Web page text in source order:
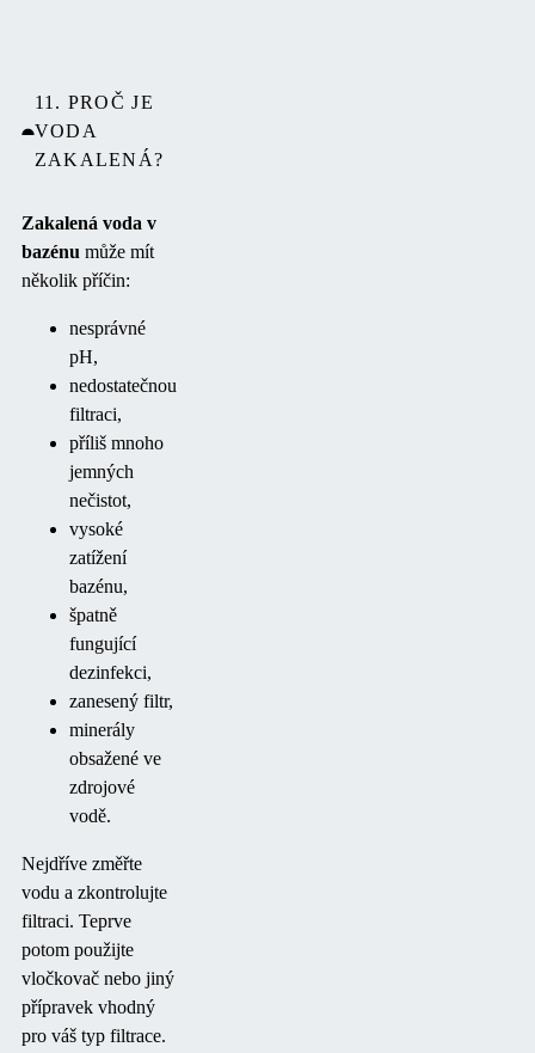
11. PROČ JE
VODA
ZAKALENÁ?
Zakalená voda v
bazénu může mít
několik příčin:
nesprávné
pH,
nedostatečnou
filtraci,
příliš mnoho
jemných
nečistot,
vysoké
zatížení
bazénu,
špatně
fungující
dezinfekci,
zanesený filtr,
minerály
obsažené ve
zdrojové
vodě.
Nejdříve změřte
vodu a zkontrolujte
filtraci. Teprve
potom použijte
vločkovač nebo jiný
přípravek vhodný
pro váš typ filtrace.